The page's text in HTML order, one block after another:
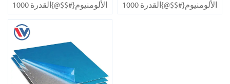
الألومنيوم{#$$@}القدرة 1000
طن/شهر
الألومنيوم{#$$@}القدرة 1000